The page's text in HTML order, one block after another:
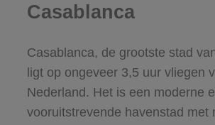
Casablanca
Casablanca, de grootste stad
ligt op ongeveer 3,5 uur vliegen
Nederland. Het is een moderne
vooruitstrevende havenstad met